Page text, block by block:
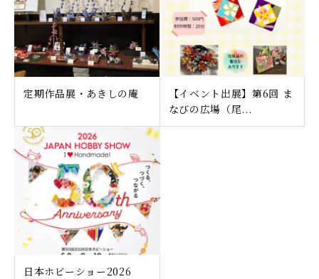
定期作品展・あきしの庵
【イベント出展】第6回 ま
なびの広場（尾...
日本ホビーショー2026